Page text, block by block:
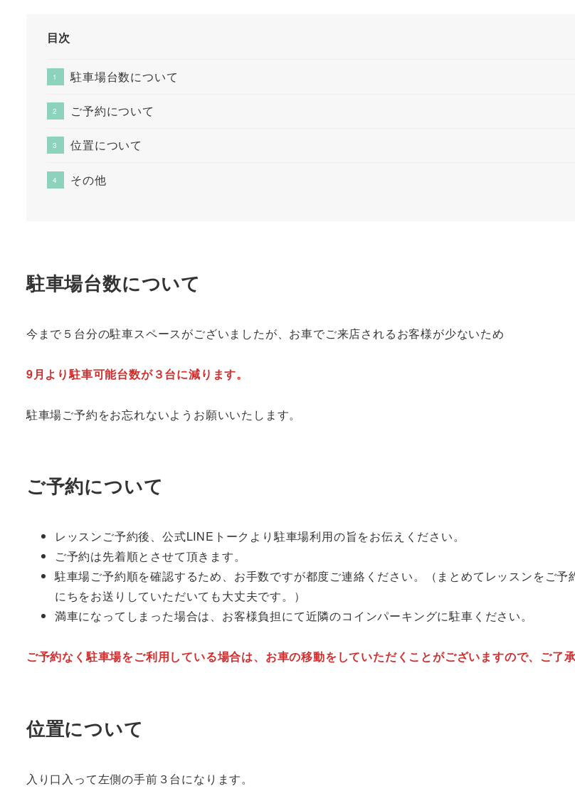
目次
駐車場台数について
ご予約について
位置について
その他
駐車場台数について
今まで５台分の駐車スペースがございましたが、お車でご来店されるお客様が少ないため
9月より駐車可能台数が３台に減ります。
駐車場ご予約をお忘れないようお願いいたします。
ご予約について
レッスンご予約後、公式LINEトークより駐車場利用の旨をお伝えください。
ご予約は先着順とさせて頂きます。
駐車場ご予約順を確認するため、お手数ですが都度ご連絡ください。（まとめてレッスンをご予
にちをお送りしていただいても大丈夫です。）
満車になってしまった場合は、お客様負担にて近隣のコインパーキングに駐車ください。
ご予約なく駐車場をご利用している場合は、お車の移動をしていただくことがございますので、ご了
位置について
入り口入って左側の手前３台になります。